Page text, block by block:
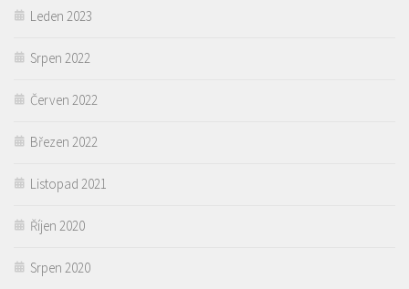
Leden 2023
Srpen 2022
Červen 2022
Březen 2022
Listopad 2021
Říjen 2020
Srpen 2020